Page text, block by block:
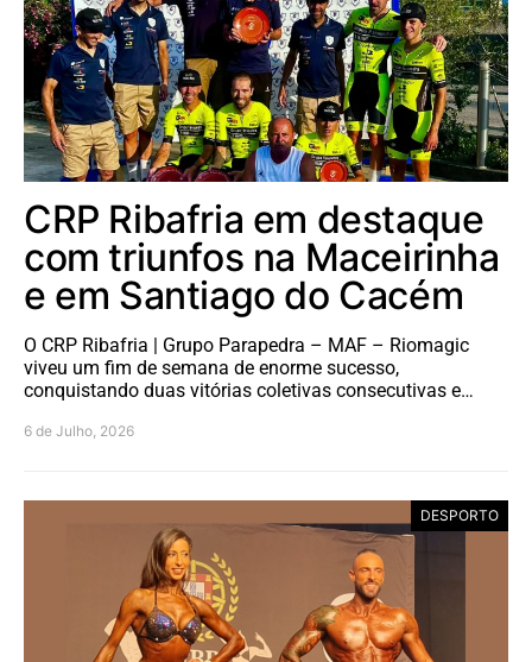
CRP Ribafria em destaque
com triunfos na Maceirinha
e em Santiago do Cacém
O CRP Ribafria | Grupo Parapedra – MAF – Riomagic
viveu um fim de semana de enorme sucesso,
conquistando duas vitórias coletivas consecutivas e…
6 de Julho, 2026
DESPORTO